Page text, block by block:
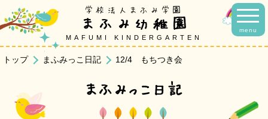
menu
学校法人まふみ学園
まふみ幼稚園
MAFUMI KINDERGARTEN
トップ まふみっこ日記 12/4 もちつき会
まふみっこ日記